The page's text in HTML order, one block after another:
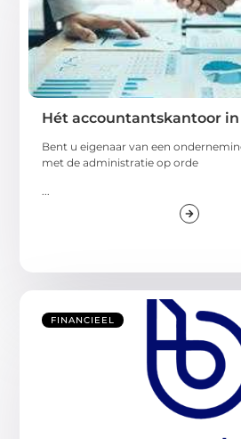
Hét accountantskantoor
Bent u eigenaar van een
met de administratie op orde
...
FINANCIEEL